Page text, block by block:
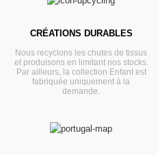
CRÉATIONS DURABLES
Nous recyclons les chutes de tissus
et produisons en limitant nos stocks.
Par ailleurs, la collection Enfant est
fabriquée uniquement à la
demande.